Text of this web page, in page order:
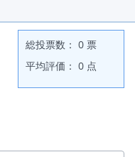
総投票数： 0 票
平均評価： 0 点